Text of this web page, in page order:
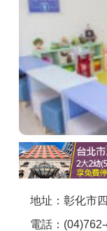
推薦景點
討論區
聯絡我們
APP下載
地址：彰化市
電話：